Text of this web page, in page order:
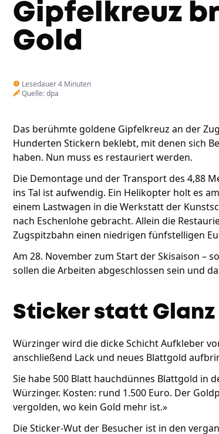
Gipfelkreuz
Gold
Lesedauer 4 Minuten
Quelle: dpa
Das berühmte goldene Gipfelkreuz an der
Hunderten Stickern beklebt, mit denen sich
haben. Nun muss es restauriert werden.
Die Demontage und der Transport des 4,88
ins Tal ist aufwendig. Ein Helikopter holt es
einem Lastwagen in die Werkstatt der
nach Eschenlohe gebracht. Allein die
Zugspitzbahn einen niedrigen fünfstelligen
Am 28. November zum Start der Skisaison –
sollen die Arbeiten abgeschlossen sein und
Sticker statt Glanz
Würzinger wird die dicke Schicht Aufkleber
anschließend Lack und neues Blattgold
Sie habe 500 Blatt hauchdünnes Blattgold in
Würzinger. Kosten: rund 1.500 Euro. Der
vergolden, wo kein Gold mehr ist.»
Die Sticker-Wut der Besucher ist in den